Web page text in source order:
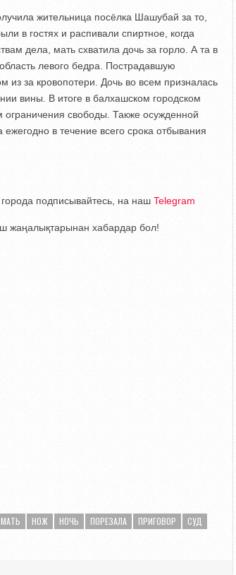
жительница посёлка Шашубай за то,
в гостях и распивали спиртное, когда
дела, мать схватила дочь за горло. А та в
левого бедра. Пострадавшую
из за кровопотери. Дочь во всем призналась
вины. В итоге в балхашском городском
ограничения свободы. Также осужденной
в течение всего срока отбывания
подписывайтесь, на наш Telegram
жаңалықтарынан хабардар бол!
МАТЬ НОЖ НОЧЬ ПОРЕЗАЛА ПРИГОВОР
СУД